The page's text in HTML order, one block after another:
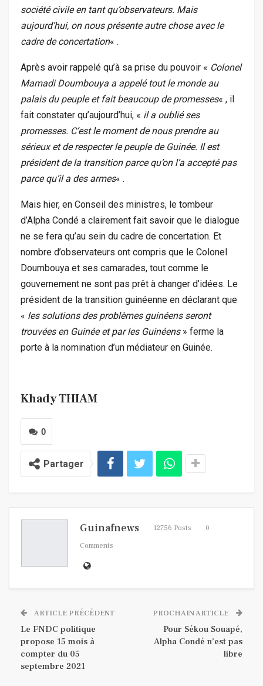
société civile en tant qu’observateurs. Mais
aujourd’hui, on nous présente autre chose avec le
cadre de concertation« .
Après avoir rappelé qu’à sa prise du pouvoir « Colonel
Mamadi Doumbouya a appelé tout le monde au
palais du peuple et fait beaucoup de promesses« , il
fait constater qu’aujourd’hui, « il a oublié ses
promesses. C’est le moment de nous prendre au
sérieux et de respecter le peuple de Guinée. Il est
président de la transition parce qu’on l’a accepté pas
parce qu’il a des armes« .
Mais hier, en Conseil des ministres, le tombeur
d’Alpha Condé a clairement fait savoir que le dialogue
ne se fera qu’au sein du cadre de concertation. Et
nombre d’observateurs ont compris que le Colonel
Doumbouya et ses camarades, tout comme le
gouvernement ne sont pas prêt à changer d’idées. Le
président de la transition guinéenne en déclarant que
« les solutions des problèmes guinéens seront
trouvées en Guinée et par les Guinéens» ferme la
porte à la nomination d’un médiateur en Guinée.
Khady THIAM
0
Partager
Guinafnews 12756 Posts
0
Comments
ARTICLE PRÉCÉDENT
Le FNDC politique
propose 15 mois à
compter du 05
septembre 2021
PROCHAIN ARTICLE
Pour Sékou Souapé,
Alpha Condé n’est pas
libre